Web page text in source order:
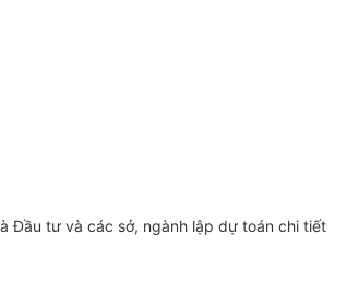
Đầu tư và các sở, ngành lập dự toán chi tiết